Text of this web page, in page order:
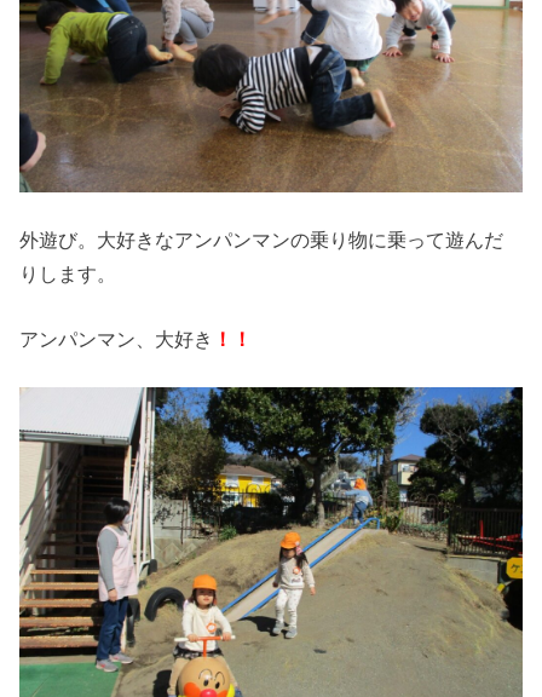
外遊び。大好きなアンパンマンの乗り物に乗って遊んだ
りします。
アンパンマン、大好き ！！